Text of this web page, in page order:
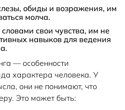
обиды и возражения, им
молча.
свои чувства, им не
навыков для ведения
— особенности
характера человека. У
они не понимают, что
Это может быть: